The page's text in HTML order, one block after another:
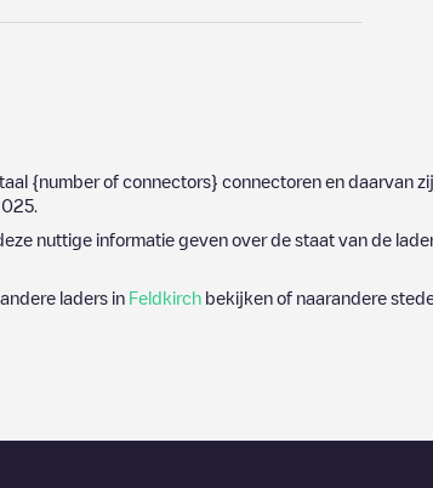
{number of connectors} connectoren en daarvan
nuttige informatie geven over de staat van de
laders in Feldkirch bekijken of naarandere